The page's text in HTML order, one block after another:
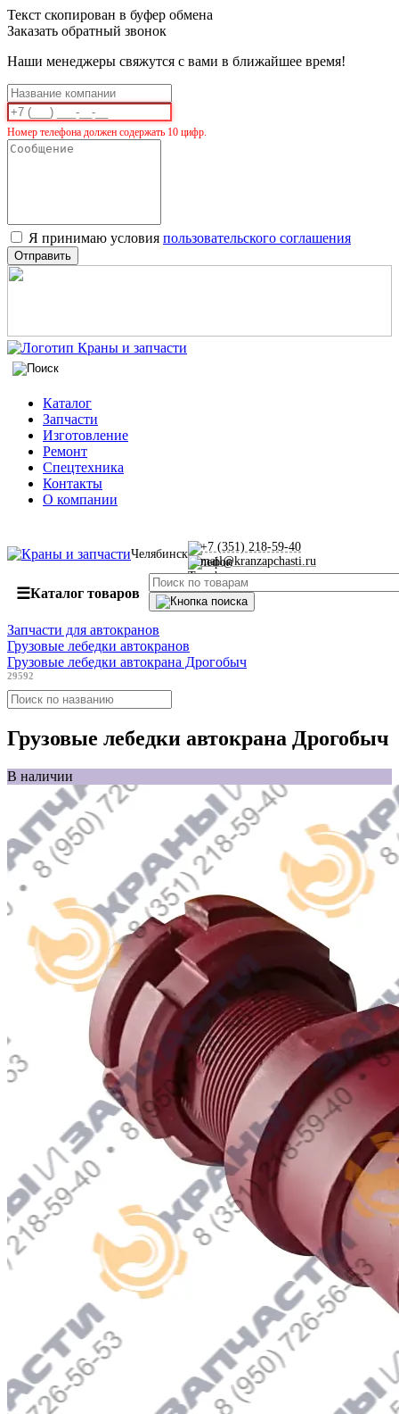
Текст скопирован в буфер обмена
Заказать обратный звонок
Наши менеджеры свяжутся с вами в ближайшее время!
Номер телефона должен содержать 10 цифр.
Я принимаю условия пользовательского соглашения
Отправить
Каталог
Запчасти
Изготовление
Ремонт
Спецтехника
Контакты
О компании
Челябинск
+7 (351) 218-59-40
mail@kranzapchasti.ru
☰Каталог товаров
Запчасти для автокранов
Грузовые лебедки автокранов
Грузовые лебедки автокрана Дрогобыч
29592
Грузовые лебедки автокрана Дрогобыч
В наличии